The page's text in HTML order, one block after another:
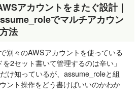
アカウントをまたぐ設計｜
でマルチアカウン
法
別々のAWSアカウントを使っている
2セット書いて管理するのは辛い」
け知っているが、assume_roleと組
ント操作をどう書けばいいのかわか